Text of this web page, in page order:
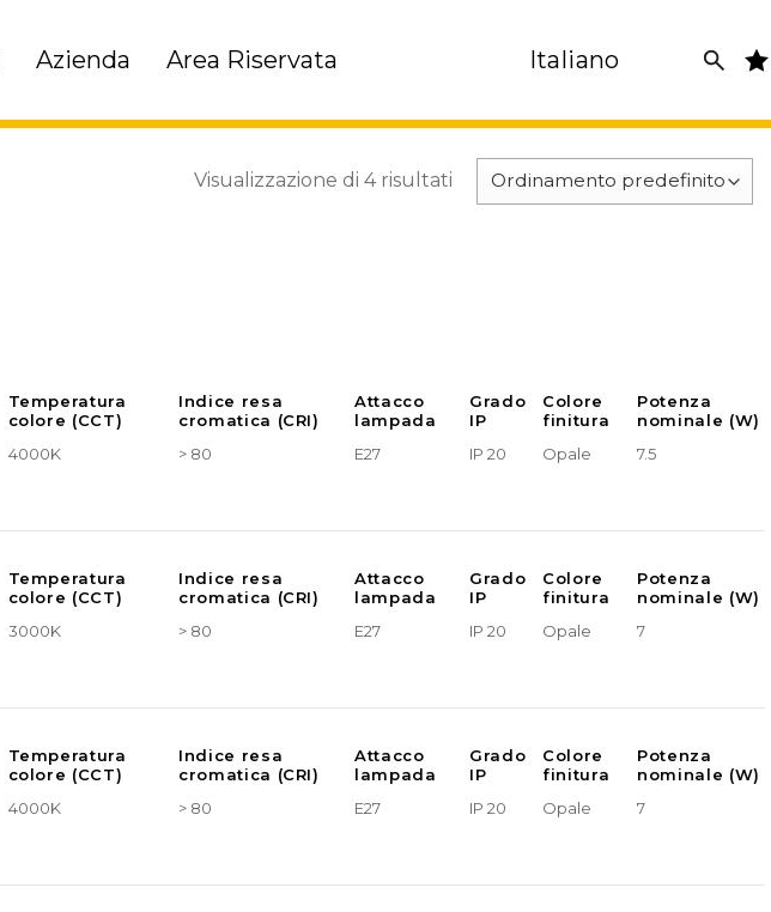
Azienda Area Riservata Italiano
Visualizzazione di 4 risultati
Temperatura
colore (CCT)
Indice resa
cromatica (CRI)
Attacco
lampada
Grado
IP
Colore
finitura
Potenza
nominale (W)
4000K
> 80 E27 IP 20 Opale 7.5
Temperatura
colore (CCT)
Indice resa
cromatica (CRI)
Attacco
lampada
Grado
IP
Colore
finitura
Potenza
nominale (W)
3000K
> 80 E27 IP 20 Opale 7
Temperatura
colore (CCT)
Indice resa
cromatica (CRI)
Attacco
lampada
Grado
IP
Colore
finitura
Potenza
nominale (W)
4000K
> 80 E27 IP 20 Opale 7